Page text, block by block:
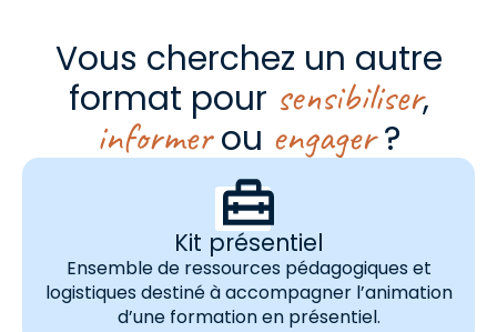
Vous cherchez un autre
format pour sensibiliser,
informerou engager?
Kit présentiel
Ensemble de ressources pédagogiques et
logistiques destiné à accompagner l’animation
d’une formation en présentiel.